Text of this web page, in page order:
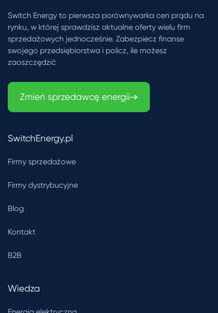
Switch Energy to pierwsza porównywarka cen prądu na
rynku, w której sprawdzisz aktualne oferty wielu firm
sprzedażowych jednocześnie. Zabezpiecz finanse
swojego przedsiębiorstwa i policz, ile możesz
zaoszczędzić
Zmień sprzedawcę energii
SwitchEnergy.pl
Firmy sprzedażowe
Firmy dystrybucyjne
Blog
Kontakt
B2B
Wiedza